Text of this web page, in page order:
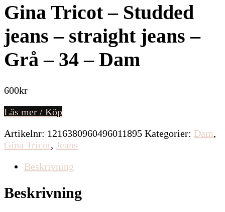
Gina Tricot – Studded
jeans – straight jeans –
Grå – 34 – Dam
600kr
Läs mer / Köp
Artikelnr: 1216380960496011895 Kategorier: Dam,
Gina Tricot, Jeans
Beskrivning
Beskrivning